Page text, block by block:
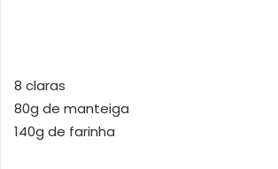
8 claras
80g de manteiga
140g de farinha